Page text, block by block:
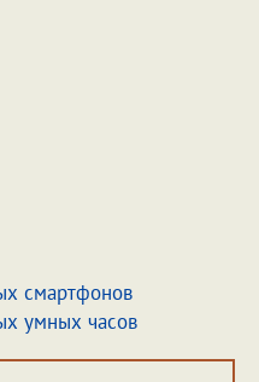
смартфонов
умных часов